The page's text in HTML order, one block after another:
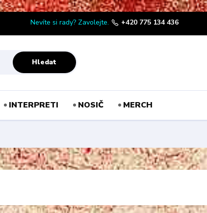
Hledat
Nevíte si rady? Zavolejte. +420 775 134 436
INTERPRETI NOSIČ MERCH